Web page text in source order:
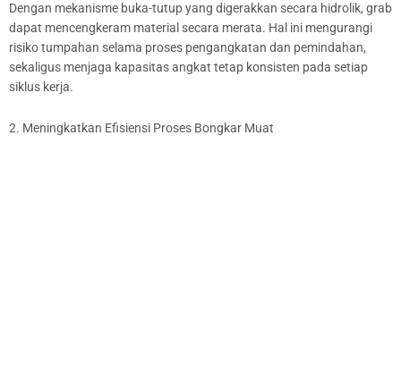
Dengan mekanisme buka-tutup yang digerakkan secara hidrolik, grab
dapat mencengkeram material secara merata. Hal ini mengurangi
risiko tumpahan selama proses pengangkatan dan pemindahan,
sekaligus menjaga kapasitas angkat tetap konsisten pada setiap
siklus kerja.
2. Meningkatkan Efisiensi Proses Bongkar Muat